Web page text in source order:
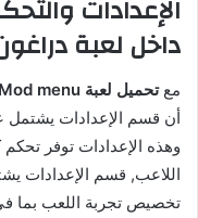
الإعدادات
داخل لعبة
معتحميل لعبة Dragon Ball legends Mod menu مهكرة
أن قسم الإعدادات يشتمل
وهذه الإعدادات توفر
اللاعب, قسم الإعدادات
تخصيص تجربة اللعب بما